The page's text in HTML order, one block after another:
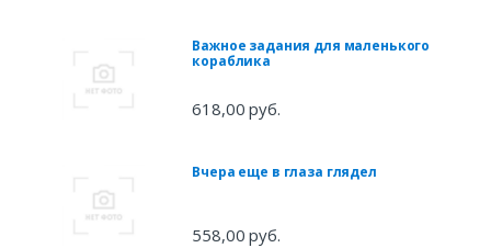
Важное задания для маленького
кораблика
618,00 руб.
Вчера еще в глаза глядел
558,00 руб.